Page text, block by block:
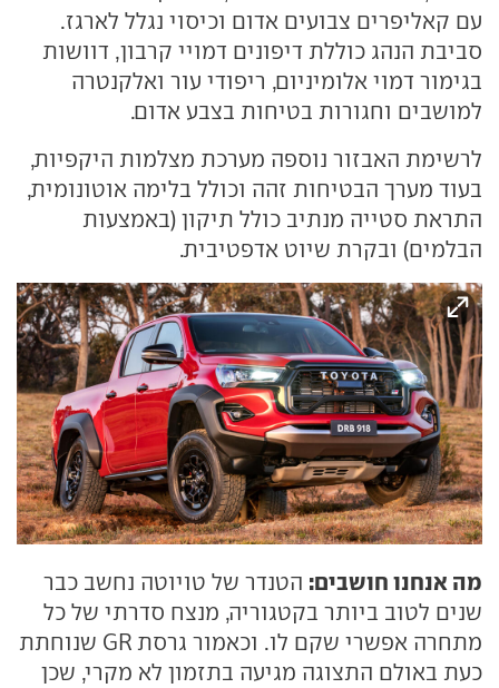
עם קאליפרים צבועים אדום וכיסוי נגלל לארגז.
סביבת הנהג כוללת דיפונים דמויי קרבון, דוושות
בגימור דמוי אלומיניום, ריפודי עור ואלקנטרה
למושבים וחגורות בטיחות בצבע אדום.
לרשימת האבזור נוספה מערכת מצלמות היקפיות,
בעוד מערך הבטיחות זהה וכולל בלימה אוטונומית,
התראת סטייה מנתיב כולל תיקון (באמצעות
הבלמים) ובקרת שיוט אדפטיבית.
מה אנחנו חושבים: הטנדר של טויוטה נחשב כבר
שנים לטוב ביותר בקטגוריה, מנצח סדרתי של כל
מתחרה אפשרי שקם לו. וכאמור גרסת GR שנוחתת
כעת באולם התצוגה מגיעה בתזמון לא מקרי, שכן